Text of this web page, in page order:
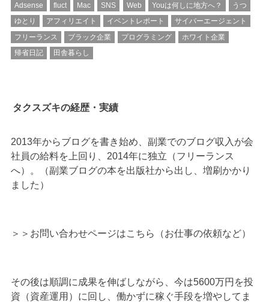
Adsense fluct Mac SNS Web Youは何しに地方へ？
うつ
ゆとり
アフィリエイト イベントレポート
サイバーエージェント
フリーランス
ブラック企業 プログラミング
ホワイト企業
帰省日記
田舎暮らし
タクスズキの経歴・実績
2013年からブログを書き始め、副業でのブログ収入が会
社員の給料を上回り、2014年に独立（フリーランス
へ）。（副業ブログの本を出版社から出し、増刷かかり
ました）
＞＞ お問い合わせページはこちら（お仕事の依頼など）
その後は順調に成果を伸ばしながら、今は5600万円を投
資（資産運用）に回し、働かずに稼ぐ手段を増やしてま